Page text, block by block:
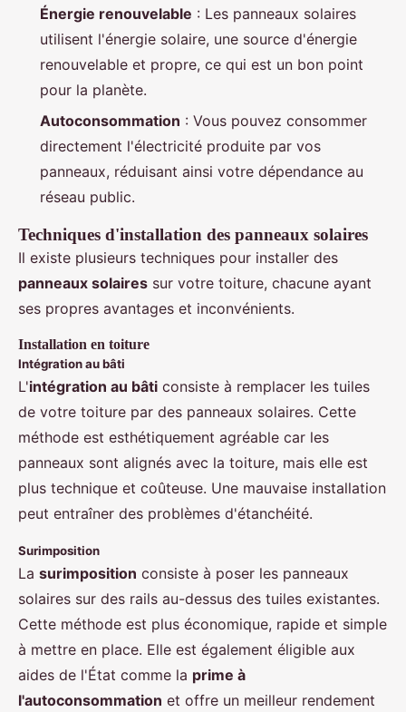
Énergie renouvelable : Les panneaux solaires
utilisent l'énergie solaire, une source d'énergie
renouvelable et propre, ce qui est un bon point
pour la planète.
Autoconsommation : Vous pouvez consommer
directement l'électricité produite par vos
panneaux, réduisant ainsi votre dépendance au
réseau public.
Techniques d'installation des panneaux solaires
Il existe plusieurs techniques pour installer des
panneaux solaires sur votre toiture, chacune ayant
ses propres avantages et inconvénients.
Installation en toiture
Intégration au bâti
L'intégration au bâti consiste à remplacer les tuiles
de votre toiture par des panneaux solaires. Cette
méthode est esthétiquement agréable car les
panneaux sont alignés avec la toiture, mais elle est
plus technique et coûteuse. Une mauvaise installation
peut entraîner des problèmes d'étanchéité.
Surimposition
La surimposition consiste à poser les panneaux
solaires sur des rails au-dessus des tuiles existantes.
Cette méthode est plus économique, rapide et simple
à mettre en place. Elle est également éligible aux
aides de l'État comme la prime à
l'autoconsommation et offre un meilleur rendement